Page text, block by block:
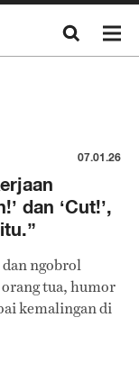
07.01.26
dan ‘Cut!’,
ngobrol
tua, humor
kemalingan di